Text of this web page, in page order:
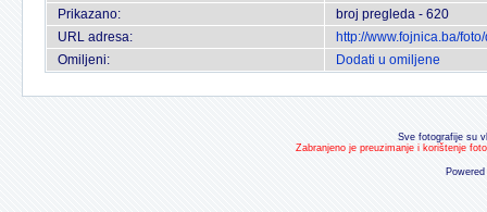
Prikazano:
broj pregleda - 620
URL adresa:
http://www.fojnica.ba/
Omiljeni:
Dodati u omiljene
Sve fotografije su
Zabranjeno je preuzimanje i korištenje